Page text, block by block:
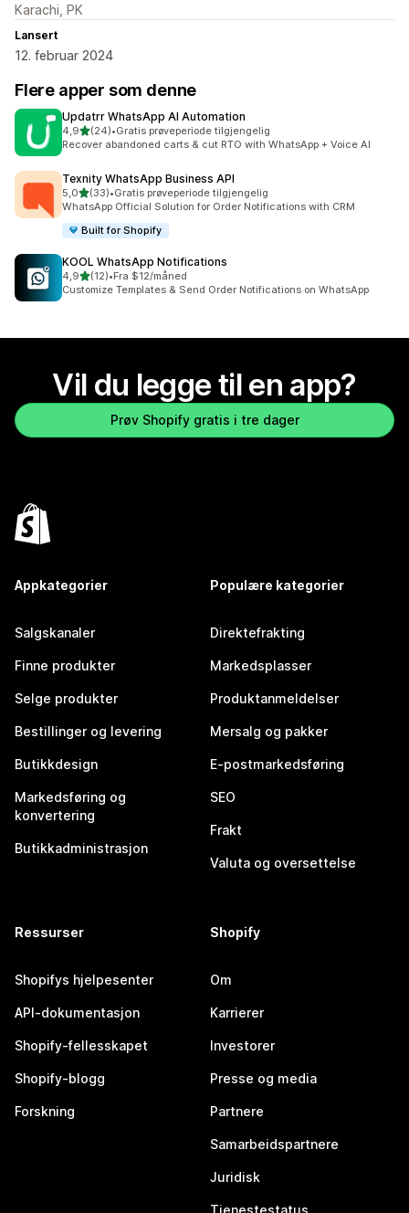
Karachi, PK
Lansert
12. februar 2024
Flere apper som denne
Updatrr WhatsApp AI Automation
4,9av 5 stjerner
(24)
Totalt 24 omtaler
•Gratis prøveperiode tilgjengelig
Recover abandoned carts & cut RTO with WhatsApp + Voice AI
Texnity WhatsApp Business API
5,0av 5 stjerner
(33)
Totalt 33 omtaler
•Gratis prøveperiode tilgjengelig
WhatsApp Official Solution for Order Notifications with CRM
Built for Shopify
KOOL WhatsApp Notifications
4,9av 5 stjerner
(12)
Totalt 12 omtaler
•Fra $12/måned
Customize Templates & Send Order Notifications on WhatsApp
Vil du legge til en app?
Prøv Shopify gratis i tre dager
Appkategorier
Salgskanaler
Finne produkter
Selge produkter
Bestillinger og levering
Butikkdesign
Markedsføring og
konvertering
Butikkadministrasjon
Populære kategorier
Direktefrakting
Markedsplasser
Produktanmeldelser
Mersalg og pakker
E-postmarkedsføring
SEO
Frakt
Valuta og oversettelse
Ressurser
Shopifys hjelpesenter
API-dokumentasjon
Shopify-fellesskapet
Shopify-blogg
Forskning
Shopify
Om
Karrierer
Investorer
Presse og media
Partnere
Samarbeidspartnere
Juridisk